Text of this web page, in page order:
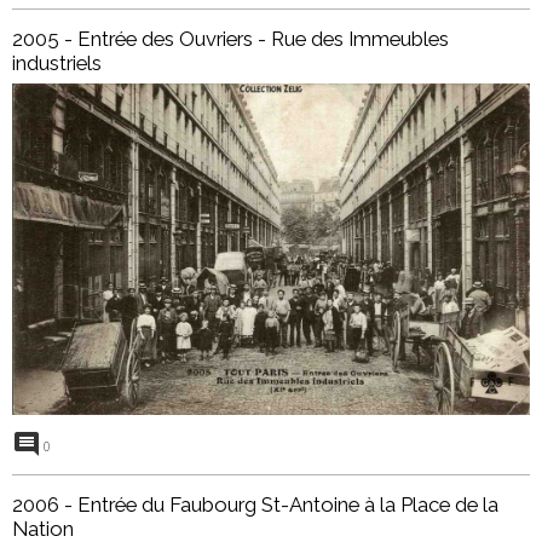
2005 - Entrée des Ouvriers - Rue des Immeubles
industriels
0
2006 - Entrée du Faubourg St-Antoine à la Place de la
Nation